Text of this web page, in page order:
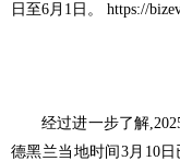
日至6月1日。 https://
经过进一步了解
德黑兰当地时间3月10